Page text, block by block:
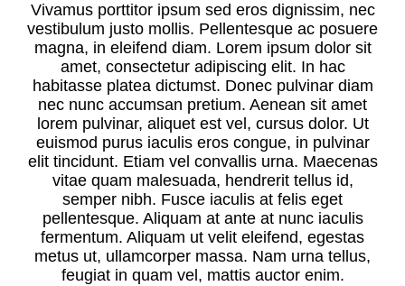
Vivamus porttitor ipsum sed eros dignissim, nec
vestibulum justo mollis. Pellentesque ac posuere
magna, in eleifend diam. Lorem ipsum dolor sit
amet, consectetur adipiscing elit. In hac
habitasse platea dictumst. Donec pulvinar diam
nec nunc accumsan pretium. Aenean sit amet
lorem pulvinar, aliquet est vel, cursus dolor. Ut
euismod purus iaculis eros congue, in pulvinar
elit tincidunt. Etiam vel convallis urna. Maecenas
vitae quam malesuada, hendrerit tellus id,
semper nibh. Fusce iaculis at felis eget
pellentesque. Aliquam at ante at nunc iaculis
fermentum. Aliquam ut velit eleifend, egestas
metus ut, ullamcorper massa. Nam urna tellus,
feugiat in quam vel, mattis auctor enim.